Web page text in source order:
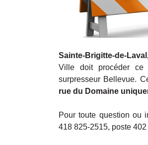
Sainte-Brigitte-de-
Ville doit procéder ce
surpresseur Bellevue.
rue du Domaine
Pour toute question ou
418 825-2515, poste 402